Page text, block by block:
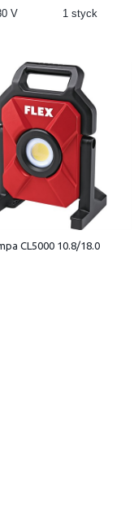
V 1 styck
CL5000 10.8/18.0